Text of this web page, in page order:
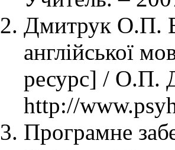
Дмитрук О.П.
англійської
ресурс] / О.П.
http://
Програмне